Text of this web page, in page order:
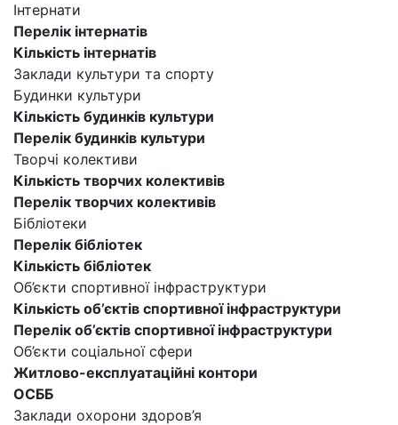
Інтернати
Перелік інтернатів
Кількість інтернатів
Заклади культури та спорту
Будинки культури
Кількість будинків культури
Перелік будинків культури
Творчі колективи
Кількість творчих колективів
Перелік творчих колективів
Бібліотеки
Перелік бібліотек
Кількість бібліотек
Об’єкти спортивної інфраструктури
Кількість об’єктів спортивної інфраструктури
Перелік об’єктів спортивної інфраструктури
Об’єкти соціальної сфери
Житлово-експлуатаційні контори
ОСББ
Заклади охорони здоров’я